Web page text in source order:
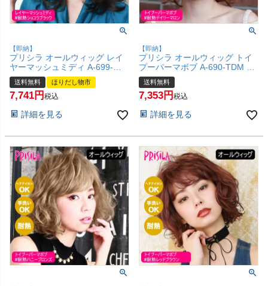
【即納】
プリシラ オールウィッグ レイ
ヤーマッシュミディ A-699-
TCK #耐熱ショコラブラック
【かつら 和装 コスプレ 医療用
自然 ごくゆるウェーブ バレな
い 可愛い 小顔 簡単 お手軽 初
無料】(6057755)
送料無料 ほりだし物市
7,741 税込
詳細を見る
【即納】
プリシラ オールウィッグ トイ
プーパーマボブ A-690-TDM #
耐熱デイリーマロン 【かつら
和装 コスプレ 医療用 自然 クセ
毛風 くるくる 外国人風 おしゃ
お手軽 初心者向け 女性 】【宅
送料無料
7,353 税込
詳細を見る